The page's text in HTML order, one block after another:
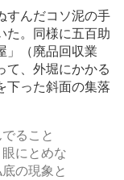
すんだコソ泥の手
た。同様に五百助
」（廃品回収業
て、外堀にかかる
下った斜面の集落
ること
にとめな
の現象と